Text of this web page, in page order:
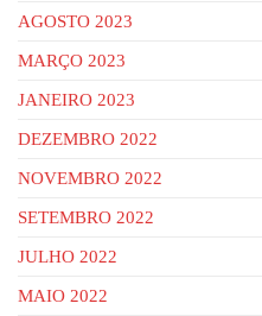
AGOSTO 2023
MARÇO 2023
JANEIRO 2023
DEZEMBRO 2022
NOVEMBRO 2022
SETEMBRO 2022
JULHO 2022
MAIO 2022